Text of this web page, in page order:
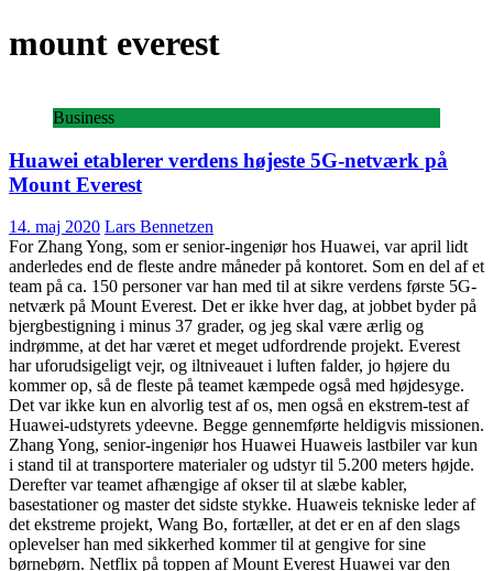
mount everest
Business
Huawei etablerer verdens højeste 5G-netværk på
Mount Everest
14. maj 2020 Lars Bennetzen
For Zhang Yong, som er senior-ingeniør hos Huawei, var april lidt
anderledes end de fleste andre måneder på kontoret. Som en del af et
team på ca. 150 personer var han med til at sikre verdens første 5G-
netværk på Mount Everest. Det er ikke hver dag, at jobbet byder på
bjergbestigning i minus 37 grader, og jeg skal være ærlig og
indrømme, at det har været et meget udfordrende projekt. Everest
har uforudsigeligt vejr, og iltniveauet i luften falder, jo højere du
kommer op, så de fleste på teamet kæmpede også med højdesyge.
Det var ikke kun en alvorlig test af os, men også en ekstrem-test af
Huawei-udstyrets ydeevne. Begge gennemførte heldigvis missionen.
Zhang Yong, senior-ingeniør hos Huawei Huaweis lastbiler var kun
i stand til at transportere materialer og udstyr til 5.200 meters højde.
Derefter var teamet afhængige af okser til at slæbe kabler,
basestationer og master det sidste stykke. Huaweis tekniske leder af
det ekstreme projekt, Wang Bo, fortæller, at det er en af den slags
oplevelser han med sikkerhed kommer til at gengive for sine
børnebørn. Netflix på toppen af Mount Everest Huawei var den